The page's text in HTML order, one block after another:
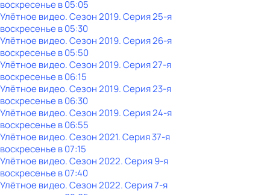
воскресенье в05:05
Улётное видео. Сезон 2019. Серия 25-я
воскресенье в05:30
Улётное видео. Сезон 2019. Серия 26-я
воскресенье в05:50
Улётное видео. Сезон 2019. Серия 27-я
воскресенье в06:15
Улётное видео. Сезон 2019. Серия 23-я
воскресенье в06:30
Улётное видео. Сезон 2019. Серия 24-я
воскресенье в06:55
Улётное видео. Сезон 2021. Серия 37-я
воскресенье в07:15
Улётное видео. Сезон 2022. Серия 9-я
воскресенье в07:40
Улётное видео. Сезон 2022. Серия 7-я